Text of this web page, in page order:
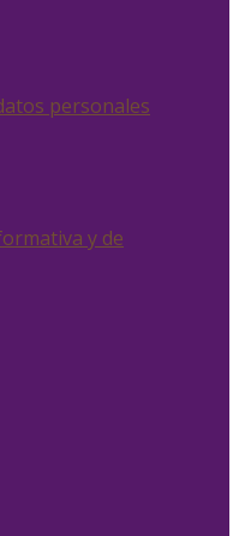
personales
y de